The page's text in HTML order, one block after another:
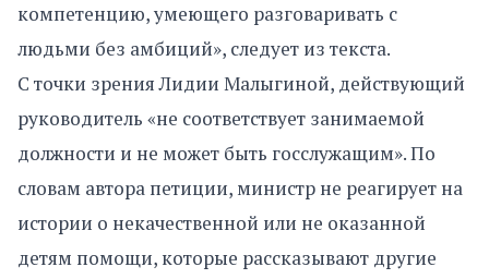
компетенцию, умеющего разговаривать с
людьми без амбиций», следует из текста.
С точки зрения Лидии Малыгиной, действующий
руководитель «не соответствует занимаемой
должности и не может быть госслужащим». По
словам автора петиции, министр не реагирует на
истории о некачественной или не оказанной
детям помощи, которые рассказывают другие